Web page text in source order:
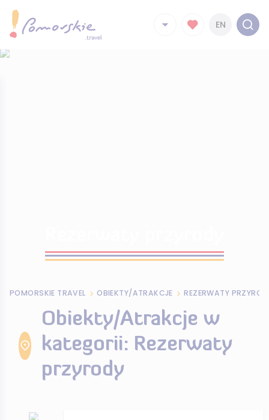
EN
POMORSKIE TRAVEL OBIEKTY/ATRAKCJE REZERWATY
Obiekty/Atrakcje w
kategorii: Rezerwaty
przyrody